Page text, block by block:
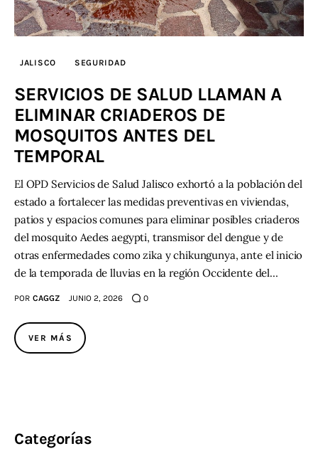
Jalisco TV
Contacto
JALISCO SEGURIDAD
SERVICIOS DE SALUD LLAMAN A
ELIMINAR CRIADEROS DE
MOSQUITOS ANTES DEL
TEMPORAL
El OPD Servicios de Salud Jalisco exhortó a la población del
estado a fortalecer las medidas preventivas en viviendas,
patios y espacios comunes para eliminar posibles criaderos
del mosquito Aedes aegypti, transmisor del dengue y de
otras enfermedades como zika y chikungunya, ante el inicio
de la temporada de lluvias en la región Occidente del…
POR CAGGZ JUNIO 2, 2026 0
VER MÁS
Categorías